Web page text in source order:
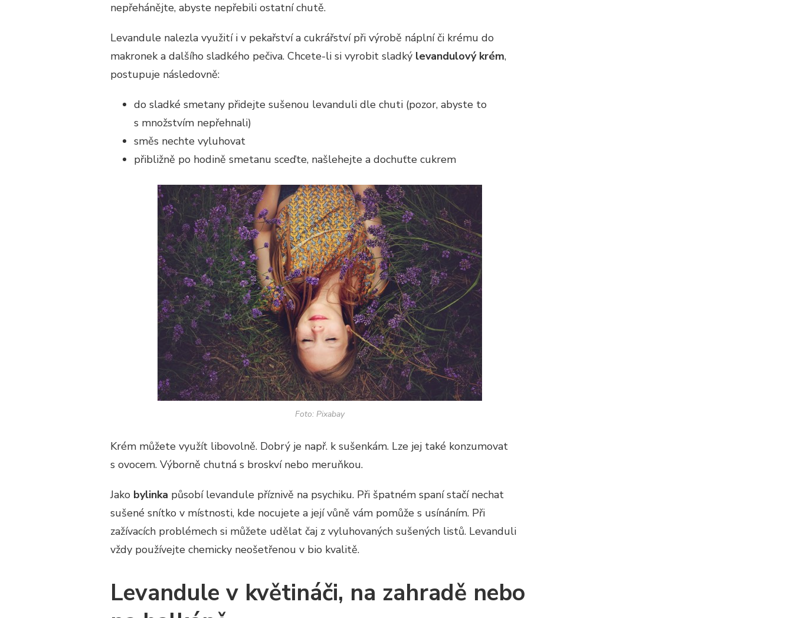
nepřehánějte, abyste nepřebili ostatní chutě.
Levandule nalezla využití i v pekařství a cukrářství při výrobě náplní či krému do
makronek a dalšího sladkého pečiva. Chcete-li si vyrobit sladký levandulový krém,
postupuje následovně:
do sladké smetany přidejte sušenou levanduli dle chuti (pozor, abyste to
s množstvím nepřehnali)
směs nechte vyluhovat
přibližně po hodině smetanu sceďte, našlehejte a dochuťte cukrem
Foto: Pixabay
Krém můžete využít libovolně. Dobrý je např. k sušenkám. Lze jej také konzumovat
s ovocem. Výborně chutná s broskví nebo meruňkou.
Jako bylinka působí levandule příznivě na psychiku. Při špatném spaní stačí nechat
sušené snítko v místnosti, kde nocujete a její vůně vám pomůže s usínáním. Při
zažívacích problémech si můžete udělat čaj z vyluhovaných sušených listů. Levanduli
vždy používejte chemicky neošetřenou v bio kvalitě.
Levandule v květináči, na zahradě nebo